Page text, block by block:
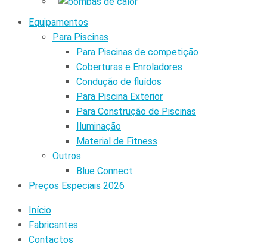
Equipamentos
Para Piscinas
Para Piscinas de competição
Coberturas e Enroladores
Condução de fluídos
Para Piscina Exterior
Para Construção de Piscinas
Iluminação
Material de Fitness
Outros
Blue Connect
Preços Especiais 2026
Início
Fabricantes
Contactos